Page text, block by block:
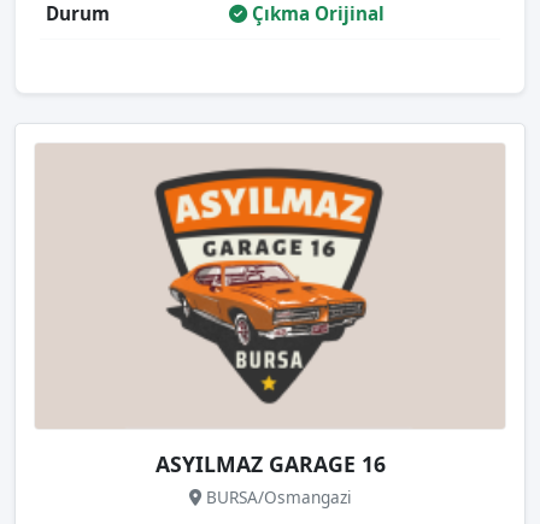
Durum Çıkma Orijinal
ASYILMAZ GARAGE 16
BURSA/Osmangazi